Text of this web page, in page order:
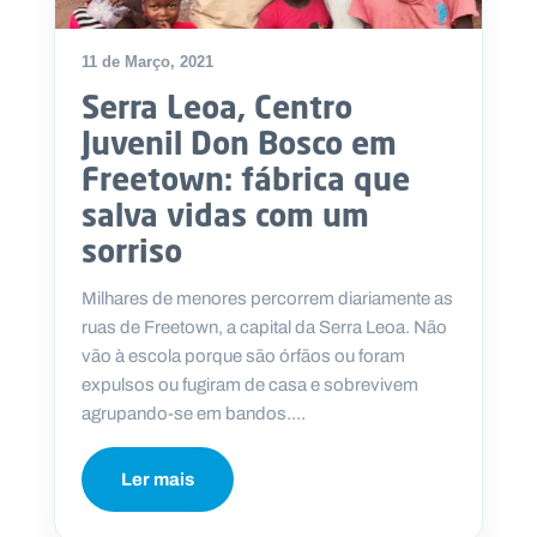
11 de Março, 2021
Serra Leoa, Centro
Juvenil Don Bosco em
Freetown: fábrica que
salva vidas com um
sorriso
Milhares de menores percorrem diariamente as
ruas de Freetown, a capital da Serra Leoa. Não
vão à escola porque são órfãos ou foram
expulsos ou fugiram de casa e sobrevivem
agrupando-se em bandos....
Ler mais
O
R
T
A
L
N
A
C
A
S
a
l
e
s
i
n
o